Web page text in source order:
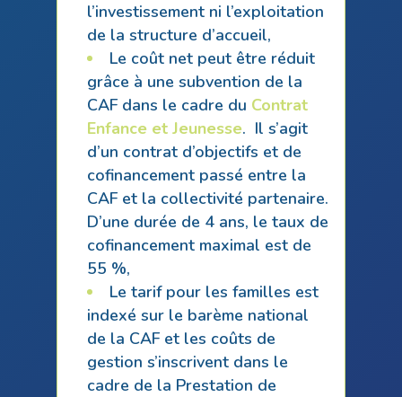
l’investissement ni l’exploitation
de la structure d’accueil,
Le coût net peut être réduit
grâce à une subvention de la
CAF dans le cadre du Contrat
Enfance et Jeunesse. Il s’agit
d’un contrat d’objectifs et de
cofinancement passé entre la
CAF et la collectivité partenaire.
D’une durée de 4 ans, le taux de
cofinancement maximal est de
55 %,
Le tarif pour les familles est
indexé sur le barème national
de la CAF et les coûts de
gestion s’inscrivent dans le
cadre de la Prestation de